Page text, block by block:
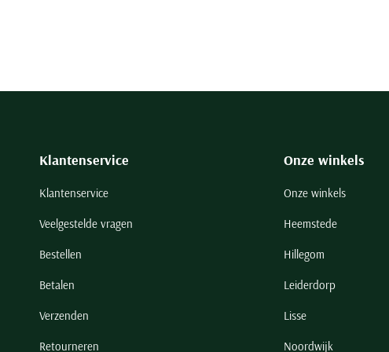
Klantenservice
Klantenservice
Veelgestelde vragen
Bestellen
Betalen
Verzenden
Retourneren
Onze winkels
Onze winkels
Heemstede
Hillegom
Leiderdorp
Lisse
Noordwijk